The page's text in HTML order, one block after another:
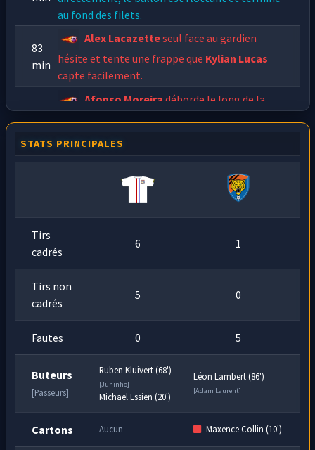
au fond des filets.
83
min
Alex Lacazetteseul face au gardien
hésite et tente une frappe que Kylian Lucas
capte facilement.
80
min
Afonso Moreira déborde le long de la
ligne de touche et centre à destination deAlex
balle mais cette dernière termine dans le petit
STATS PRINCIPALES
Tirs
cadrés
6 1
Tirs non
cadrés
5 0
Fautes 0 5
Buteurs
[Passeurs]
Ruben Kluivert (68')
[Juninho]
Michael Essien (20')
Léon Lambert (86')
[Adam Laurent]
Cartons Aucun Maxence Collin (10')